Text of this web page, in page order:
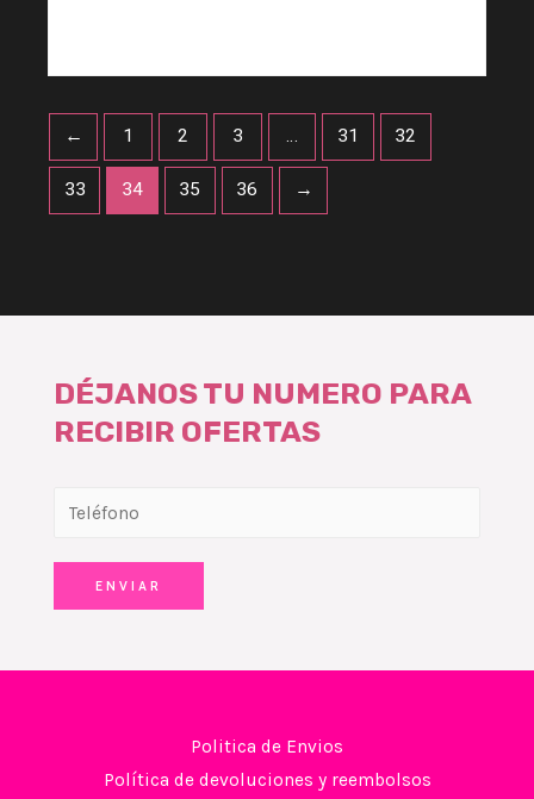
← 1 2 3 … 31 32
33 34 35 36 →
DÉJANOS TU NUMERO PARA
RECIBIR OFERTAS
ENVIAR
Politica de Envios
Política de devoluciones y reembolsos